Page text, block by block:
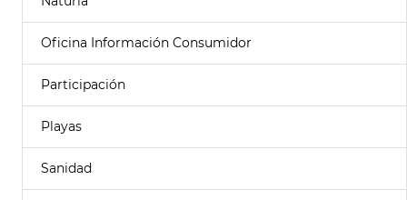
Oficina Información Consumidor
Participación
Playas
Sanidad